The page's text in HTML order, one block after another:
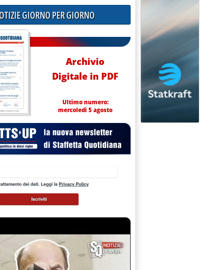
GIORNO PER GIORNO
Archivio
Digitale in PDF
Ultimo numero:
mercoledì 5 agosto